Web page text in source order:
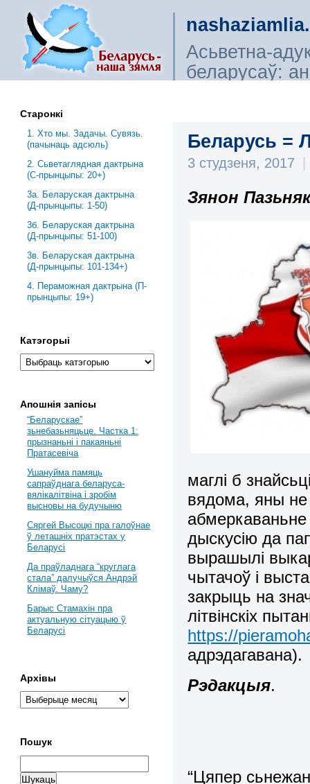
Асьветна-
беларусаў:
Беларусь =
3 студзеня, 2017 |
Зянон
маглі б
вядома, яны не
дыскусію да
вырашылі
чытачоў і
закрыць на
літвінскіх
https://
адрэдагавана).
Рэдакцыя.
“Цяпер
Старонкі
1. Хто мы. Задачы. Сувязь.
(пачынаць адсюль)
2. Сьветаглядная дактрына
(С-прынцыпы: 20+)
3a. Беларуская дактрына
(Д-прынцыпы: 1-50)
3б. Беларуская дактрына
(Д-прынцыпы: 51-100)
3в. Беларуская дактрына
(Д-прынцыпы: 101-134+)
4. Пераможная дактрына (П-
прынцыпы: 19+)
Катэгорыі
Апошнія запісы
“Беларускае”
зьнебазьняцьце. Частка 1:
прызнаньні і пакаяньні
Пратасевіча
Ушануйма памяць
сапраўднага беларуса-
вялікалітвіна і зробім
высновы на будучыню
Сяргей Высоцкі пра галоўнае
ў леташніх пратэстах у
Беларусі
Да праўладнага “круглага
стала” далучыўся Андрэй
Клімаў. Чаму?
Барыс Стамахін пра
актуальную сітуацыю ў
Беларусі
Архівы
Пошук